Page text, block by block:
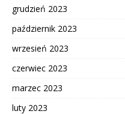
grudzień 2023
październik 2023
wrzesień 2023
czerwiec 2023
marzec 2023
luty 2023